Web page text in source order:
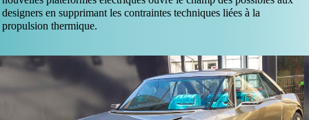
designers en supprimant les contraintes techniques liées à la
propulsion thermique.